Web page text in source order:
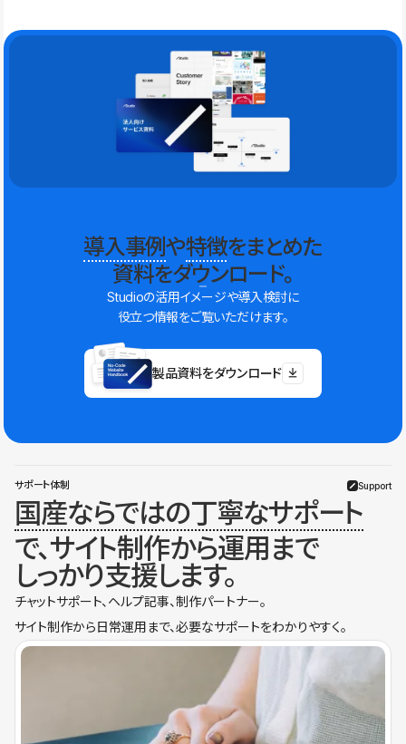
導入事例や特徴をまとめた
資料をダウンロード。
Studioの活用イメージや導入検討に
役立つ情報をご覧いただけます。
製品資料をダウンロード
サポート体制 Support
国産ならではの丁寧なサポート
で、サイト制作から運用まで
しっかり支援します。
チャットサポート、ヘルプ記事、制作パートナー。
サイト制作から日常運用まで、必要なサポートをわかりやすく。